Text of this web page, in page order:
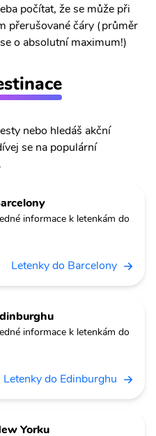
počítat, že se může při
přerušované čáry (průměr
o absolutní maximum!)
nebo hledáš akční
se na populární
informace k letenkám do
Letenky do Barcelony
informace k letenkám do
Letenky do Edinburghu
Yorku